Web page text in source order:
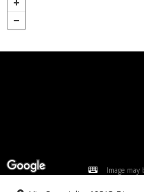
Image may